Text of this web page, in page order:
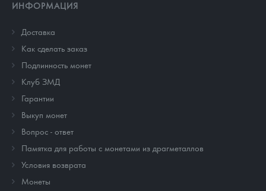
ИНФОРМАЦИЯ
Доставка
Как сделать заказ
Подлинность монет
Клуб ЗМД
Гарантии
Выкуп монет
Вопрос - ответ
Памятка для работы с монетами из драгметаллов
Условия возврата
Монеты